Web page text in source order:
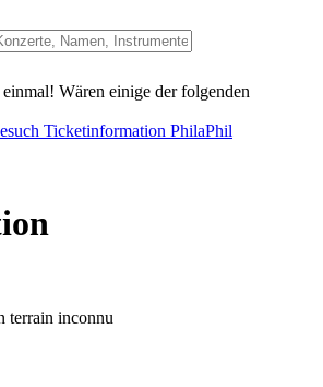
Wären einige der folgenden
Ticketinformation PhilaPhil
terrain inconnu